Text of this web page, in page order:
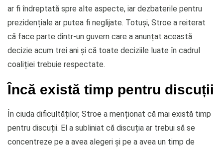
ar fi îndreptată spre alte aspecte, iar dezbaterile pentru
prezidențiale ar putea fi neglijate. Totuși, Stroe a reiterat
că face parte dintr-un guvern care a anunțat această
decizie acum trei ani și că toate deciziile luate în cadrul
coaliției trebuie respectate.
Încă există timp pentru discuții
În ciuda dificultăților, Stroe a menționat că mai există timp
pentru discuții. El a subliniat că discuția ar trebui să se
concentreze pe a avea alegeri și pe a avea un timp de